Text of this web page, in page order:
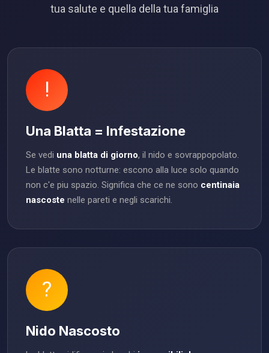
tua salute e quella della tua famiglia
!
Una Blatta = Infestazione
Se vedi una blatta di giorno, il nido e sovrappopolato.
Le blatte sono notturne: escono alla luce solo quando
non c'e piu spazio. Significa che ce ne sono centinaia
nascoste nelle pareti e negli scarichi.
?
Nido Nascosto